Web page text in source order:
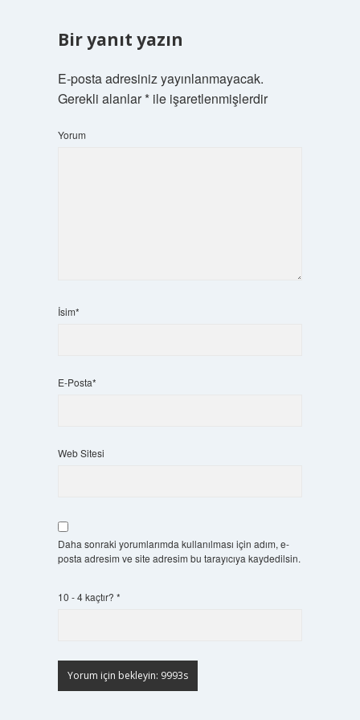
Bir yanıt yazın
E-posta adresiniz yayınlanmayacak.
Gerekli alanlar*ile işaretlenmişlerdir
Yorum
İsim*
E-Posta*
Web Sitesi
Daha sonraki yorumlarımda kullanılması için adım, e-
posta adresim ve site adresim bu tarayıcıya kaydedilsin.
10 - 4 kaçtır? *